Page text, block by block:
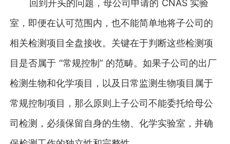
回到开头的问题，母公司申请的 CNAS 实验
室，即便在认可范围内，也不能简单地将子公司的
相关检测项目全盘接收。关键在于判断这些检测项
目是否属于 “常规控制” 的范畴。如果子公司的出厂
检测生物和化学项目，以及日常监测生物项目属于
常规控制项目，那么原则上子公司不能委托给母公
司检测，必须保留自身的生物、化学实验室，并确